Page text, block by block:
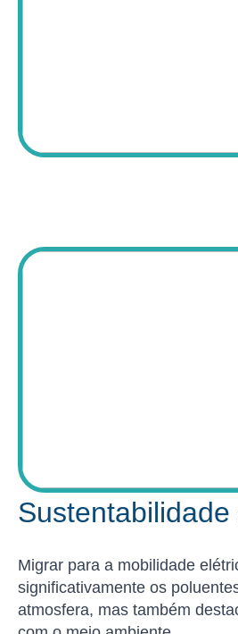
Sustentabilidade
Migrar para a mobilidade
significativamente os
atmosfera, mas também